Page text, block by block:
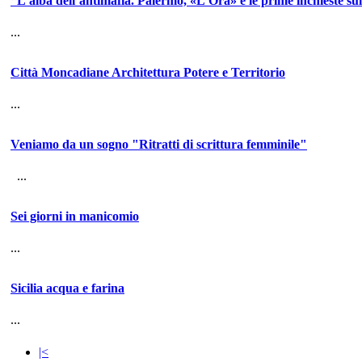
...
Città Moncadiane Architettura Potere e Territorio
...
Veniamo da un sogno "Ritratti di scrittura femminile"
...
Sei giorni in manicomio
...
Sicilia acqua e farina
...
|<